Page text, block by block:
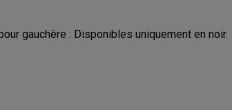
gauchère : Disponibles uniquement en noir.